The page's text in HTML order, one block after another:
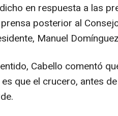
en respuesta a las
posterior al
Manuel
Cabello comentó
que el crucero, antes